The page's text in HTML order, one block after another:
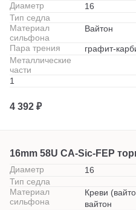
Диаметр
16
Тип седла
Материал
сильфона
Вайтон
Пара трения
графит-
Металлические
части
1
4 392 ₽
16mm 58U CA-Sic-FEP
Диаметр
16
Тип седла
Материал
сильфона
Креви
вайтон